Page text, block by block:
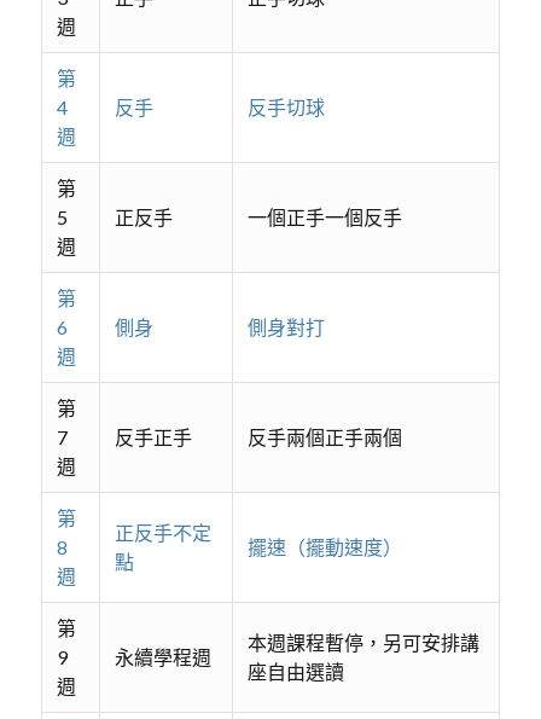
週
第
4
週
反手 反手切球
第
5
週
正反手 一個正手一個反手
第
6
週
側身 側身對打
第
7
週
反手正手 反手兩個正手兩個
第
8
週
正反手不定
點
擺速（擺動速度）
第
9
週
永續學程週
本週課程暫停，另可安排講
座自由選讀